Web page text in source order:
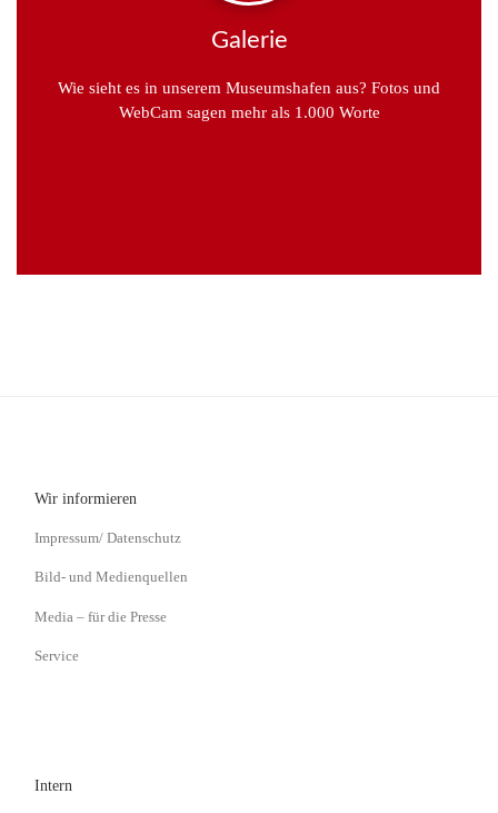
Galerie
Wie sieht es in unserem Museumshafen aus? Fotos und
WebCam sagen mehr als 1.000 Worte
Wir informieren
Impressum/ Datenschutz
Bild- und Medienquellen
Media – für die Presse
Service
Intern